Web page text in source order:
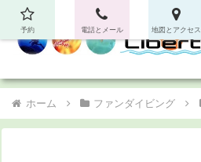
ホーム ファンダイビング
予約 電話とメール 地図とアクセス